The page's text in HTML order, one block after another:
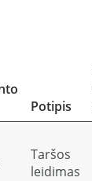
Potipis
Taršos
leidimas